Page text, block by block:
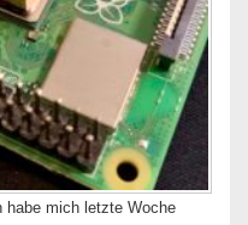
mich letzte Woche